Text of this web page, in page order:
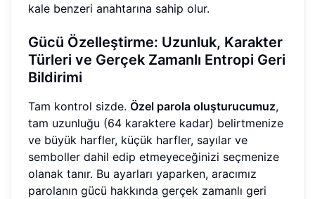
kale benzeri anahtarına sahip olur.
Gücü Özelleştirme: Uzunluk, Karakter
Türleri ve Gerçek Zamanlı Entropi Geri
Bildirimi
Tam kontrol sizde. Özel parola oluşturucumuz,
tam uzunluğu (64 karaktere kadar) belirtmenize
ve büyük harfler, küçük harfler, sayılar ve
semboller dahil edip etmeyeceğinizi seçmenize
olanak tanır. Bu ayarları yaparken, aracımız
parolanın gücü hakkında gerçek zamanlı geri